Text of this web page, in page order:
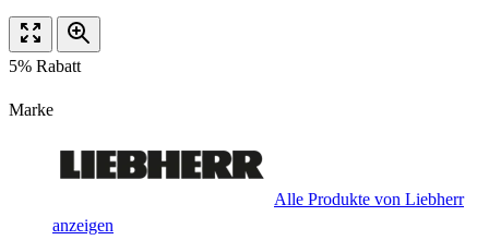
5% Rabatt
Marke
Alle Produkte von Liebherr
anzeigen